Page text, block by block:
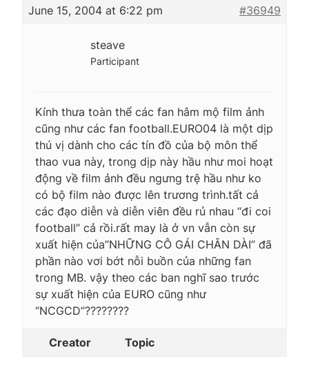
June 15, 2004 at 6:22 pm #36949
steave
Participant
Kính thưa toàn thể các fan hâm mộ film ảnh
cũng như các fan football.EURO04 là một dịp
thú vị dành cho các tín đồ của bộ môn thể
thao vua này, trong dịp này hầu như moi hoạt
động về film ảnh đều ngưng trệ hầu như ko
có bộ film nào được lên trương trình.tất cả
các đạo diễn và diễn viên đều rủ nhau “đi coi
football” cả rồi.rất may là ở vn vẫn còn sự
xuất hiện của”NHỮNG CÔ GÁI CHÂN DÀI” đã
phần nào vơi bớt nỗi buồn của những fan
trong MB. vậy theo các ban nghĩ sao trước
sự xuất hiện của EURO cũng như
“NCGCD”????????
Creator Topic